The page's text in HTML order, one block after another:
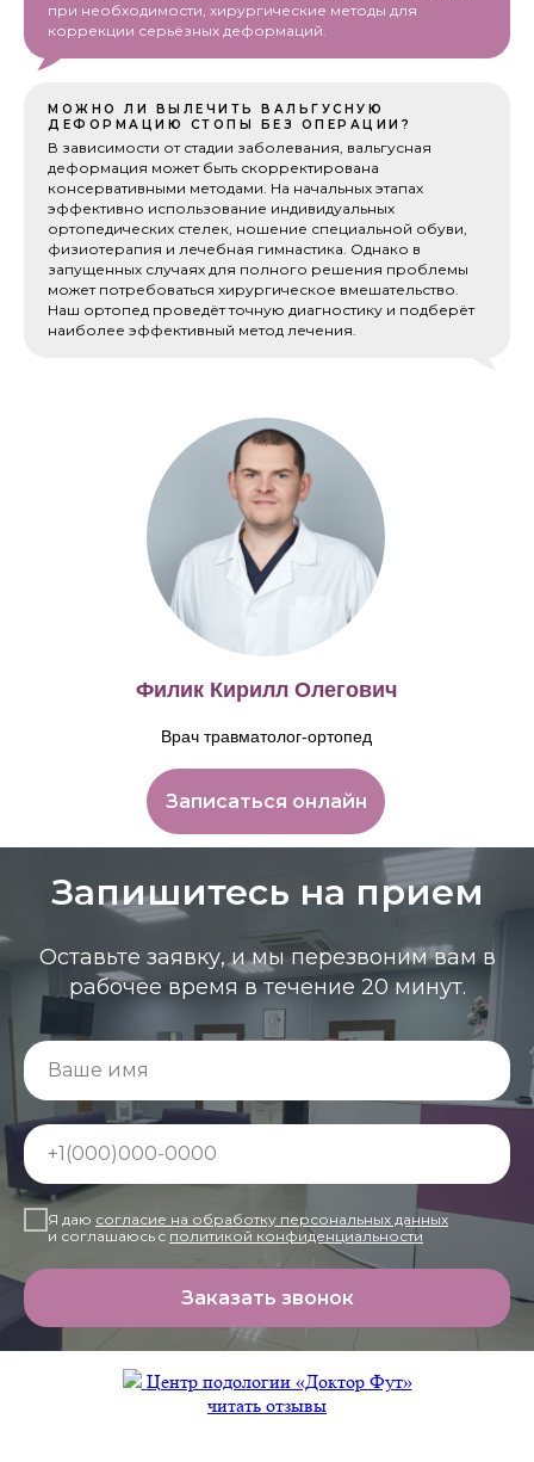
при необходимости, хирургические методы для
коррекции серьёзных деформаций.
МОЖНО ЛИ ВЫЛЕЧИТЬ ВАЛЬГУСНУЮ
ДЕФОРМАЦИЮ СТОПЫ БЕЗ ОПЕРАЦИИ?
В зависимости от стадии заболевания, вальгусная
деформация может быть скорректирована
консервативными методами. На начальных этапах
эффективно использование индивидуальных
ортопедических стелек, ношение специальной обуви,
физиотерапия и лечебная гимнастика. Однако в
запущенных случаях для полного решения проблемы
может потребоваться хирургическое вмешательство.
Наш ортопед проведёт точную диагностику и подберёт
наиболее эффективный метод лечения.
Врач травматолог-ортопед
Филик Кирилл Олегович
Записаться онлайн
Запишитесь на прием
Оставьте заявку, и мы перезвоним вам в
рабочее время в течение 20 минут.
Ваше имя
+1(000)000-0000
Я даю согласие на обработку персональных данных
и соглашаюсь c политикой конфиденциальности
Заказать звонок
Центр подологии «Доктор Фут»
читать отзывы